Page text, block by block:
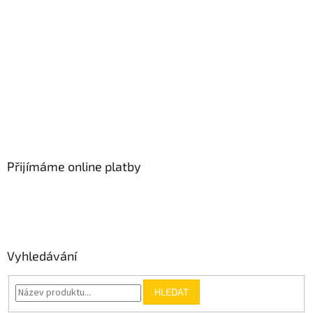
Přijímáme online platby
Vyhledávání
HLEDAT